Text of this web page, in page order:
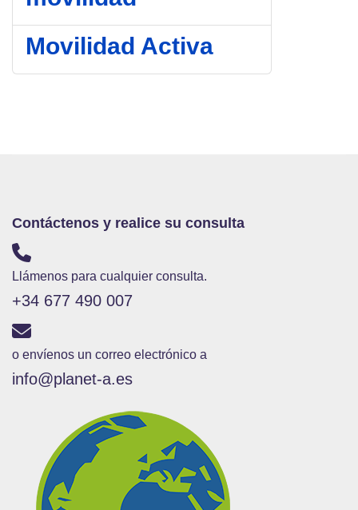
Movilidad Activa
Contáctenos y realice su consulta
Llámenos para cualquier consulta.
+34 677 490 007
o envíenos un correo electrónico a
info@planet-a.es